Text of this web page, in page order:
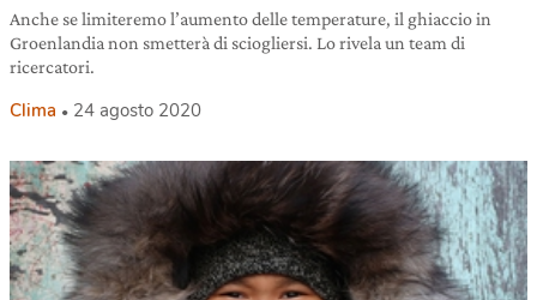
Anche se limiteremo l’aumento delle temperature, il ghiaccio in
Groenlandia non smetterà di sciogliersi. Lo rivela un team di
ricercatori.
Clima 24 agosto 2020